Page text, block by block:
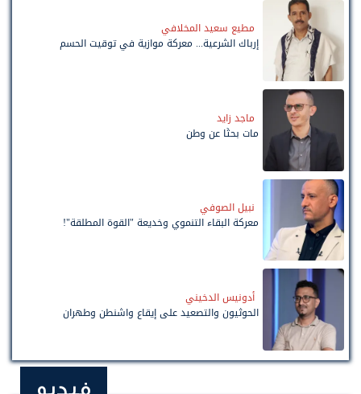
مطيع سعيد المخلافي
إرباك الشرعية... معركة موازية في توقيت الحسم
ماجد زايد
مات بحثًا عن وطن
نبيل الصوفي
معركة البقاء التنموي وخديعة "القوة المطلقة"!
أدونيس الدخيني
الحوثيون والتصعيد على إيقاع واشنطن وطهران
فيديو